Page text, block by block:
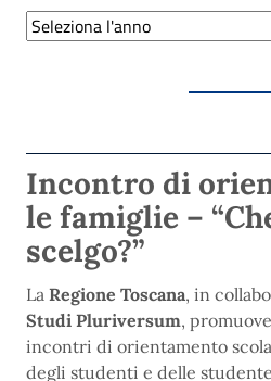
Archivi
Incontro di
le famiglie –
scelgo?”
La Regione Toscana, in
Studi Pluriversum,
incontri di orientamento
degli studenti e delle